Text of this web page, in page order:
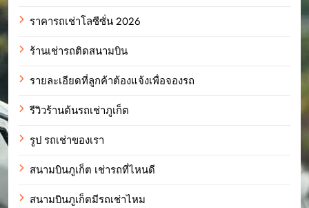
ราคารถเช่าโลซีซั่น 2026
ร้านเช่ารถติดสนามบิน
รายละเอียดที่ลูกค้าต้องแจ้งเพื่อจองรถ
รีวิวร้านต้นรถเช่าภูเก็ต
รูป รถเช่าของเรา
สนามบินภูเก็ต เช่ารถที่ไหนดี
สนามบินภูเก็ตมีรถเช่าไหม